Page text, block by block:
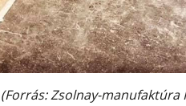
Zsolnay-manufaktúra